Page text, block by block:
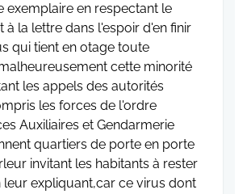
exemplaire en respectant le
à la lettre dans l'espoir d'en finir
qui tient en otage toute
cette minorité
les appels des autorités
les forces de l'ordre
Auxiliaires et Gendarmerie
quartiers de porte en porte
invitant les habitants à rester
leur expliquant,car ce virus dont